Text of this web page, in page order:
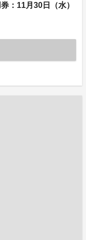
：11月30日（水）